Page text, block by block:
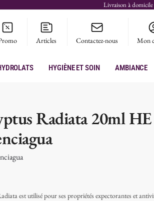
Livraison à
Articles Contactez-nous Mon
Hygiène et soin Ambiance
Radiata 20ml
est utilisé pour ses propriétés expectorantes et